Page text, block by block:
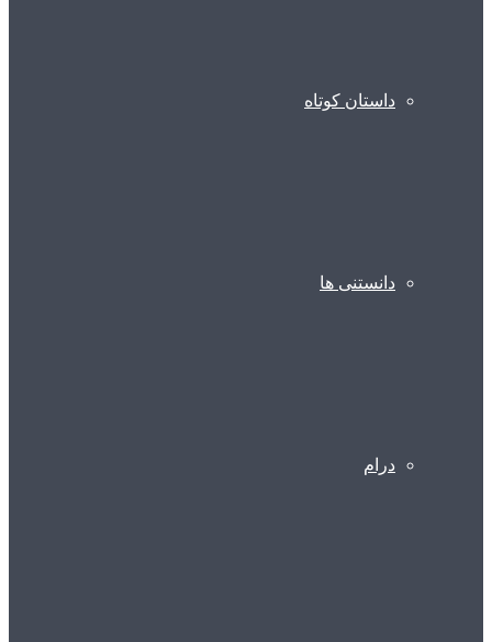
داستان کوتاه
دانستنی ها
درام